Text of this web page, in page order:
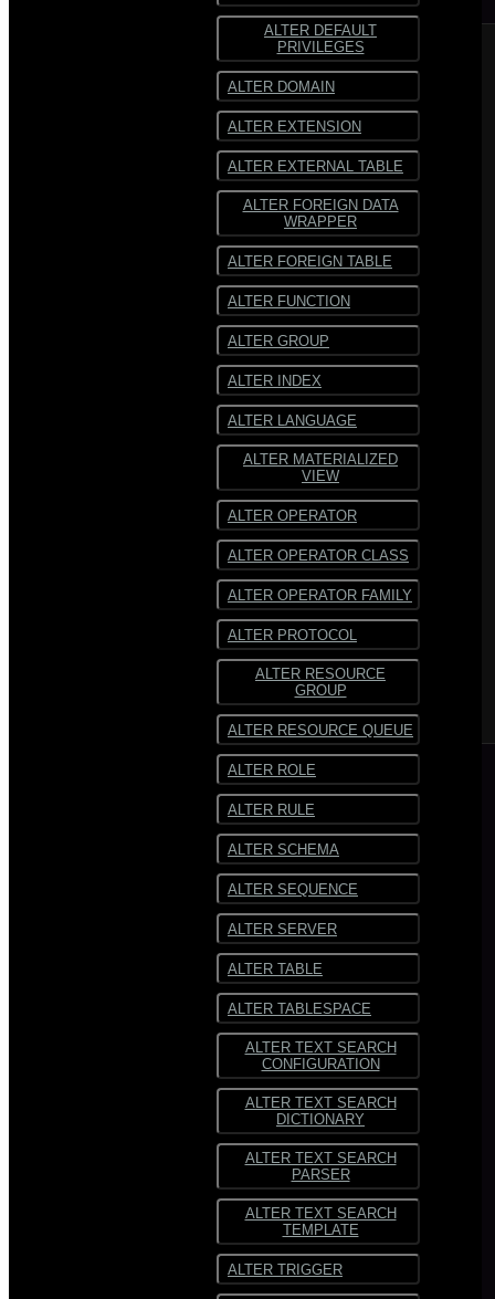
ORC
SequenceFile
Многострочный
Текст
фиксированной
ширины
ORC
SequenceFile
Многострочный
текст
Текст
фиксированной
ширины
ALTER DEFAULT
PRIVILEGES
ALTER DOMAIN
ALTER EXTENSION
ALTER EXTERNAL TABLE
ALTER FOREIGN DATA
WRAPPER
ALTER FOREIGN TABLE
ALTER FUNCTION
ALTER GROUP
ALTER INDEX
ALTER LANGUAGE
ALTER MATERIALIZED
VIEW
ALTER OPERATOR
ALTER OPERATOR CLASS
ALTER OPERATOR FAMILY
ALTER PROTOCOL
ALTER RESOURCE
GROUP
ALTER RESOURCE QUEUE
ALTER ROLE
ALTER RULE
ALTER SCHEMA
ALTER SEQUENCE
ALTER SERVER
ALTER TABLE
ALTER TABLESPACE
ALTER TEXT SEARCH
CONFIGURATION
ALTER TEXT SEARCH
DICTIONARY
ALTER TEXT SEARCH
PARSER
ALTER TEXT SEARCH
TEMPLATE
ALTER TRIGGER